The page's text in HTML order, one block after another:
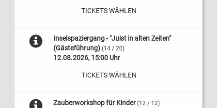
TICKETS WÄHLEN
Inselspaziergang - "Juist in alten Zeiten"
(Gästeführung) (14 / 20)
12.08.2026, 15:00 Uhr
TICKETS WÄHLEN
Zauberworkshop für Kinder (12 / 12)